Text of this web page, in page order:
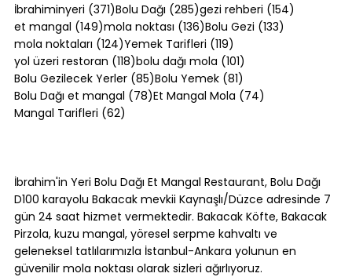
Tek Yer: Bakacak Mevkii [2026]
İbrahiminyeri (371)371 yazı
Bolu Dağı (285)285 yazı
gezi rehberi (154)
et mangal (149)149 yazı
mola noktası (136)136 yazı
Bolu Gezi (133)
mola noktaları (124)124 yazı
Yemek Tarifleri (119)
yol üzeri restoran (118)118 yazı
bolu dağı mola (101)
Bolu Gezilecek Yerler (85)85 yazı
Bolu Yemek (81)
Bolu Dağı et mangal (78)78 yazı
Et Mangal Mola (74)
Mangal Tarifleri (62)
İbrahim'in Yeri Bolu Dağı Et Mangal Restaurant, Bolu Dağı
D100 karayolu Bakacak mevkii Kaynaşlı/Düzce adresinde 7
gün 24 saat hizmet vermektedir. Bakacak Köfte, Bakacak
Pirzola, kuzu mangal, yöresel serpme kahvaltı ve
geleneksel tatlılarımızla İstanbul-Ankara yolunun en
güvenilir mola noktası olarak sizleri ağırlıyoruz.